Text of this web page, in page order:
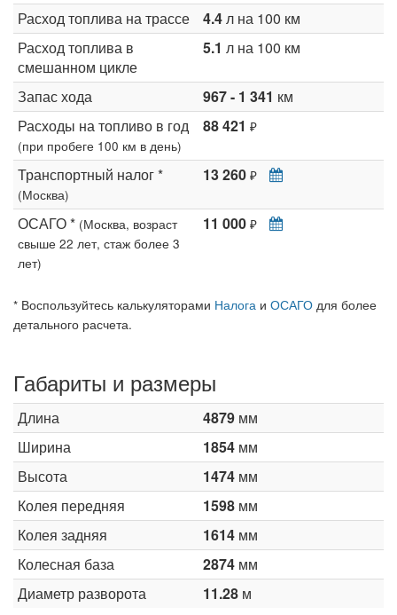
Расход топлива на трассе 4.4л на 100 км
Расход топлива в
смешанном цикле
5.1 л на 100 км
Запас хода 967 - 1 341 км
Расходы на топливо в год
(при пробеге 100 км в день)
88 421 ₽
Транспортный налог *
(Москва)
13 260 ₽
ОСАГО * (Москва, возраст
свыше 22 лет, стаж более 3
лет)
11 000 ₽
* Воспользуйтесь калькуляторами Налога и ОСАГО для более
детального расчета.
Габариты и размеры
Длина 4879 мм
Ширина
1854 мм
Высота
1474 мм
Колея передняя
1598 мм
Колея задняя
1614 мм
Колесная база
2874 мм
Диаметр разворота
11.28 м